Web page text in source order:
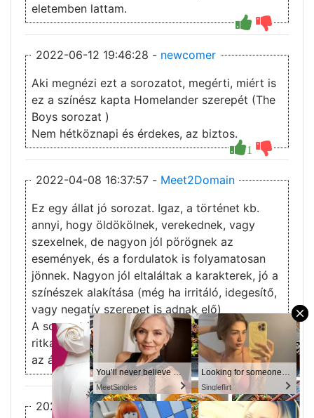
×
You’ll never believe why I moved to… Columbus
MeetSingles
Looking for someone in Columbus today
Singleflirt
eletemben lattam.
2022-06-12 19:46:28 - newcomer
1
Aki megnézi ezt a sorozatot, megérti, miért is
ez a színész kapta Homelander szerepét (The
Boys sorozat )
Nem hétköznapi és érdekes, az biztos.
2022-04-08 16:37:57 - Meet2Domain
2 1
Ez egy állat jó sorozat. Igaz, a történet kb.
annyi, hogy öldökölnek, verekednek, vagy
szexelnek, de nagyon jól pörögnek az
események, és a fordulatok is folyamatosan
jönnek. Nagyon jól eltaláltak a karakterek, jó a
színészek alakítása (még ha irritáló, idegesítő,
vagy negatív szerepet is adnak elő)
A sorozat lezárása is teljesen korrekt volt, ami
ritkaság manapság. Egyik legjobb sorozat volt
az általam látottak közül.
2020-05-21 14:47:19 -gyula72